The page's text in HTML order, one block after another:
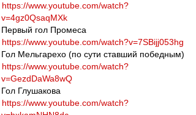
https://www.youtube.com/watch?
v=4gz0QsaqMXk
Первый гол Промеса
https://www.youtube.com/watch?v=7SBijj053hg
Гол Мельгарехо (по сути ставший победным)
https://www.youtube.com/watch?
v=GezdDaWa8wQ
Гол Глушакова
https://www.youtube.com/watch?